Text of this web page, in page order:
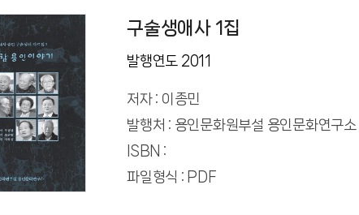
구술생애사 1집
발행연도 2011
저자 : 이종민
발행처 : 용인문화원부설 용인문화연구소
ISBN :
파일형식 : PDF